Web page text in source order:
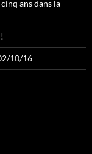
ans dans la
10/16